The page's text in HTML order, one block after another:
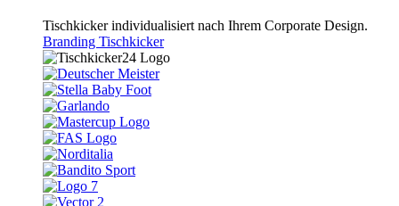
Tischkicker individualisiert nach Ihrem Corporate Design.
Branding Tischkicker